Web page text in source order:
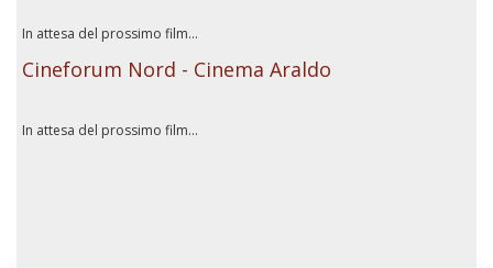
In attesa del prossimo film...
Cineforum Nord - Cinema Araldo
In attesa del prossimo film...